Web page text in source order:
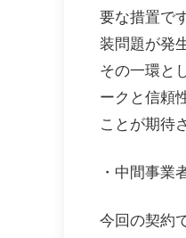
要な措置で
装問題が発
その一環と
ークと信頼
ことが期待
・中間事業
今回の契約